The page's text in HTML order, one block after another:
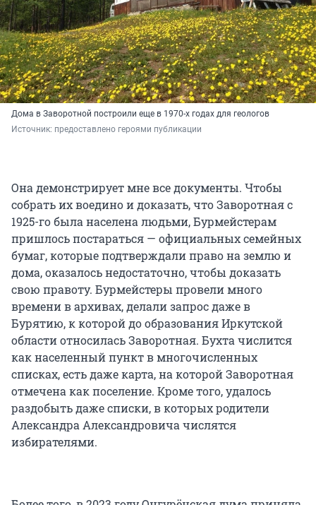
Дома в Заворотной построили еще в 1970-х годах для геологов
Источник: предоставлено героями публикации
Она демонстрирует мне все документы. Чтобы
собрать их воедино и доказать, что Заворотная с
1925-го была населена людьми, Бурмейстерам
пришлось постараться — официальных семейных
бумаг, которые подтверждали право на землю и
дома, оказалось недостаточно, чтобы доказать
свою правоту. Бурмейстеры провели много
времени в архивах, делали запрос даже в
Бурятию, к которой до образования Иркутской
области относилась Заворотная. Бухта числится
как населенный пункт в многочисленных
списках, есть даже карта, на которой Заворотная
отмечена как поселение. Кроме того, удалось
раздобыть даже списки, в которых родители
Александра Александровича числятся
избирателями.